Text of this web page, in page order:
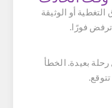
أو الوثيقة
ترفض فورًا.
بعيدة. الخطأ